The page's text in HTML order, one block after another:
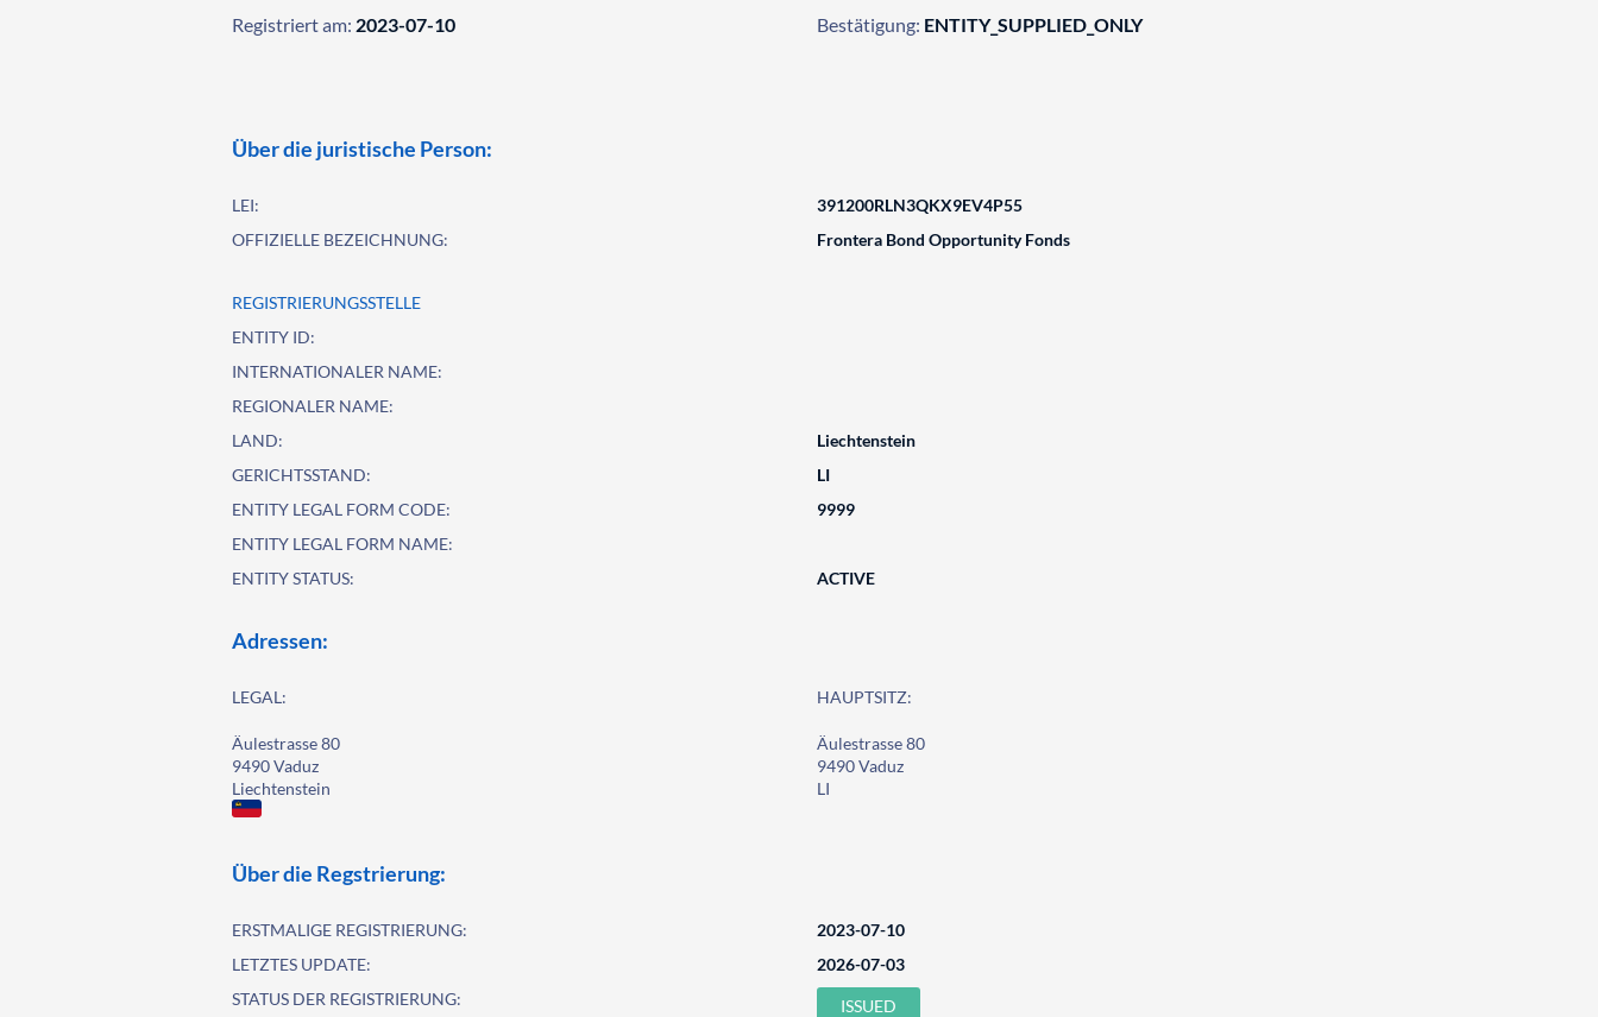
Registriert am: 2023-07-10
Bestätigung: ENTITY_SUPPLIED_ONLY
Über die juristische Person:
LEI:
391200RLN3QKX9EV4P55
OFFIZIELLE BEZEICHNUNG:
Frontera Bond Opportunity Fonds
REGISTRIERUNGSSTELLE
ENTITY ID:
INTERNATIONALER NAME:
REGIONALER NAME:
LAND:
Liechtenstein
GERICHTSSTAND:
LI
ENTITY LEGAL FORM CODE:
9999
ENTITY LEGAL FORM NAME:
ENTITY STATUS:
ACTIVE
Adressen:
LEGAL:
Äulestrasse 80
9490 Vaduz
Liechtenstein
HAUPTSITZ:
Äulestrasse 80
9490 Vaduz
LI
Über die Regstrierung:
ERSTMALIGE REGISTRIERUNG:
2023-07-10
LETZTES UPDATE:
2026-07-03
STATUS DER REGISTRIERUNG:
ISSUED